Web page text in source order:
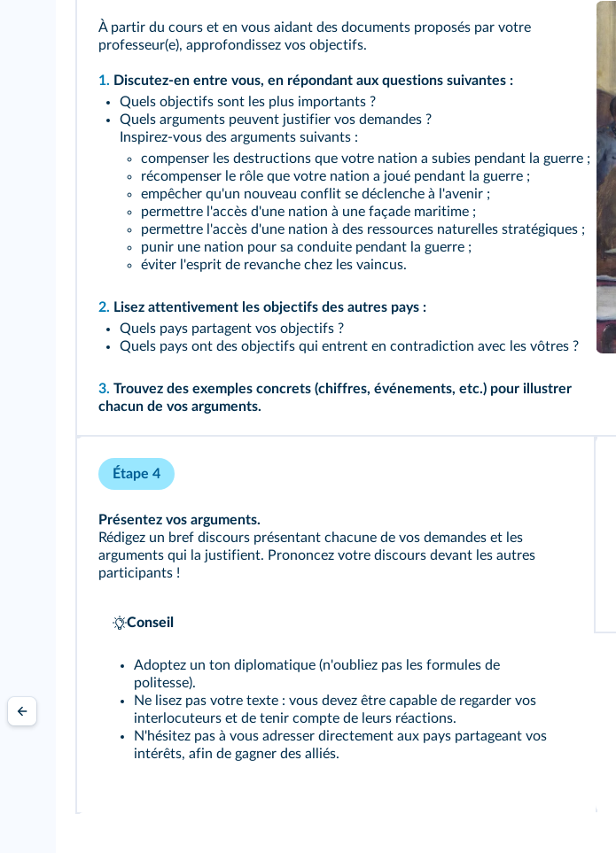
À partir du cours et en vous aidant des documents proposés par votre
professeur(e), approfondissez vos objectifs.
1. Discutez-en entre vous, en répondant aux questions suivantes :
Quels objectifs sont les plus importants ?
Quels arguments peuvent justifier vos demandes ?
Inspirez-vous des arguments suivants :
compenser les destructions que votre nation a subies pendant la guerre ;
récompenser le rôle que votre nation a joué pendant la guerre ;
empêcher qu'un nouveau conflit se déclenche à l'avenir ;
permettre l'accès d'une nation à une façade maritime ;
permettre l'accès d'une nation à des ressources naturelles stratégiques ;
punir une nation pour sa conduite pendant la guerre ;
éviter l'esprit de revanche chez les vaincus.
2. Lisez attentivement les objectifs des autres pays :
Quels pays partagent vos objectifs ?
Quels pays ont des objectifs qui entrent en contradiction avec les vôtres ?
3. Trouvez des exemples concrets (chiffres, événements, etc.) pour illustrer
chacun de vos arguments.
Étape 4
Présentez vos arguments.
Rédigez un bref discours présentant chacune de vos demandes et les
arguments qui la justifient. Prononcez votre discours devant les autres
participants !
Conseil
Adoptez un ton diplomatique (n'oubliez pas les formules de
politesse).
Ne lisez pas votre texte : vous devez être capable de regarder vos
interlocuteurs et de tenir compte de leurs réactions.
N'hésitez pas à vous adresser directement aux pays partageant vos
intérêts, afin de gagner des alliés.